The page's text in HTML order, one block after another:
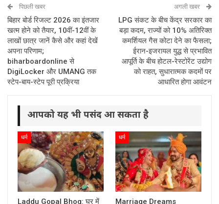
पिछली खबर
बिहार बोर्ड रिजल्ट 2026 का इंतजार
खत्म होने को तैयार, 10वीं-12वीं के
लाखों छात्र जानें कैसे और कहां देखें
अपना परिणाम;
biharboardonline से
DigiLocker और UMANG तक
स्टेप-बाय-स्टेप पूरी प्रक्रिया
अगली खबर
LPG संकट के बीच केंद्र सरकार का
बड़ा कदम, राज्यों को 10% अतिरिक्त
कमर्शियल गैस कोटा देने का फैसला;
ईरान-इजरायल युद्ध से प्रभावित
आपूर्ति के बीच होटल-रेस्टोरेंट उद्योग
को राहत, सुधारात्मक कदमों पर
आधारित होगा आवंटन
आपको यह भी पसंद आ सकता है
धर्म
Laddu Gopal Bhog: घर में
धर्म
Marriage Dreams